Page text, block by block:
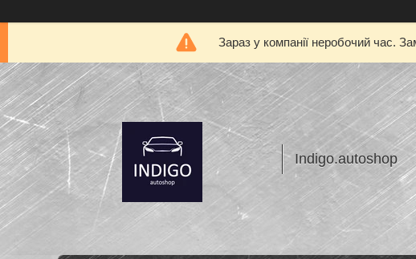
Зараз у компанії неробочий час.
Indigo.autoshop